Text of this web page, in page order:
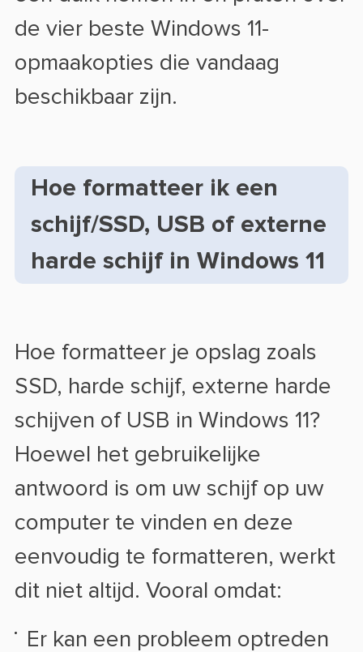
de vier beste Windows 11-
opmaakopties die vandaag
beschikbaar zijn.
Hoe formatteer ik een
schijf/SSD, USB of externe
harde schijf in Windows 11
Hoe formatteer je opslag zoals
SSD, harde schijf, externe harde
schijven of USB in Windows 11?
Hoewel het gebruikelijke
antwoord is om uw schijf op uw
computer te vinden en deze
eenvoudig te formatteren, werkt
dit niet altijd. Vooral omdat:
Er kan een probleem optreden